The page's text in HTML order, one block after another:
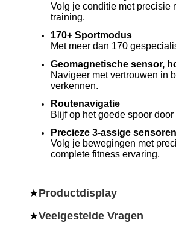
Volg je conditie met precisie
training.
170+ Sportmodus
Met meer dan 170
Geomagnetische sensor,
Navigeer met vertrouwen in
verkennen.
Routenavigatie
Blijf op het goede spoor
Precieze 3-assige sensoren
Volg je bewegingen met
complete fitness ervaring.
★Productdisplay
★Veelgestelde Vragen